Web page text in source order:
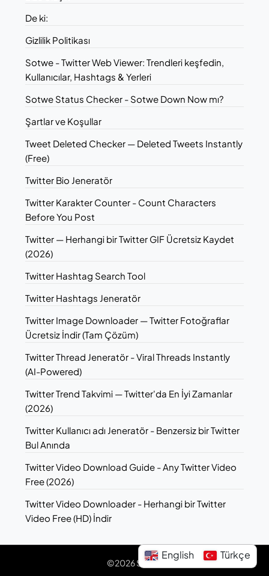
De ki:
Gizlilik Politikası
Sotwe - Twitter Web Viewer: Trendleri keşfedin,
Kullanıcılar, Hashtags & Yerleri
Sotwe Status Checker - Sotwe Down Now mı?
Şartlar ve Koşullar
Tweet Deleted Checker — Deleted Tweets Instantly
(Free)
Twitter Bio Jeneratör
Twitter Karakter Counter - Count Characters
Before You Post
Twitter — Herhangi bir Twitter GIF Ücretsiz Kaydet
(2026)
Twitter Hashtag Search Tool
Twitter Hashtags Jeneratör
Twitter Image Downloader — Twitter Fotoğraflar
Ücretsiz İndir (Tam Çözüm)
Twitter Thread Jeneratör - Viral Threads Instantly
(AI-Powered)
Twitter Trend Takvimi — Twitter'da En İyi Zamanlar
(2026)
Twitter Kullanıcı adı Jeneratör - Benzersiz bir Twitter
Bul Anında
Twitter Video Download Guide - Any Twitter Video
Free (2026)
Twitter Video Downloader - Herhangi bir Twitter
Video Free (HD) İndir
©2026 Sotwe
English Türkçe